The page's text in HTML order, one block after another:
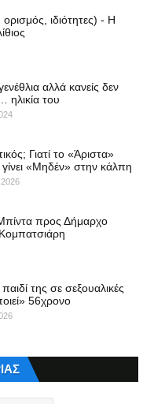
ιδιότητες) - Η
αλλά κανείς δεν
ηλικία του
Γιατί το «Άριστα»
«Μηδέν» στην κάλπη
προς Δήμαρχο
της σε σεξουαλικές
56χρονο